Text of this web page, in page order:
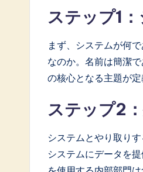
ステップ1
まず、システムが何
なのか。名前は簡潔
の核心となる主題が定
ステップ2
システムとやり取り
システムにデータを